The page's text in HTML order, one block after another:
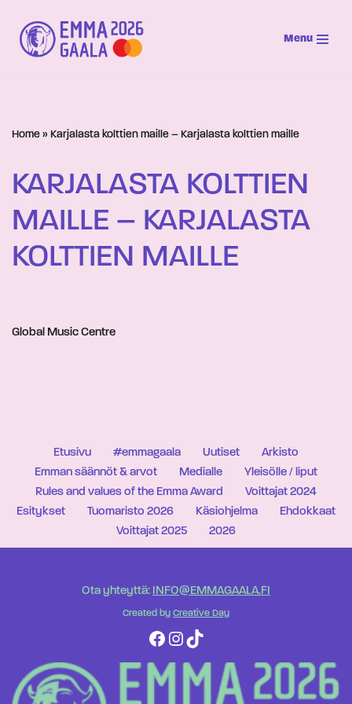
Siirry
suoraan
Menu
Home » Karjalasta kolttien maille – Karjalasta kolttien maille
KARJALASTA KOLTTIEN
MAILLE – KARJALASTA
KOLTTIEN MAILLE
Global Music Centre
Etusivu #emmagaala Uutiset
Arkisto
Emman säännöt & arvot
Medialle
Yleisölle / liput
Rules and values of the Emma Award
Voittajat 2024
Esitykset
Tuomaristo 2026 Käsiohjelma
Ehdokkaat
Voittajat 2025
2026
Ota yhteyttä: INFO@EMMAGAALA.FI
Created by Creative Day